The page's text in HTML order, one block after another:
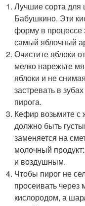
Лучшие сорта
Бабушкино. Эти
форму в процессе
самый яблочный
Очистите яблоки
мелко нарежьте
яблоки и не
застревать в
пирога.
Кефир возьмите с
должно быть
заменяется на
молочный
и воздушным.
Чтобы пирог не
просеивать через
кислородом, а